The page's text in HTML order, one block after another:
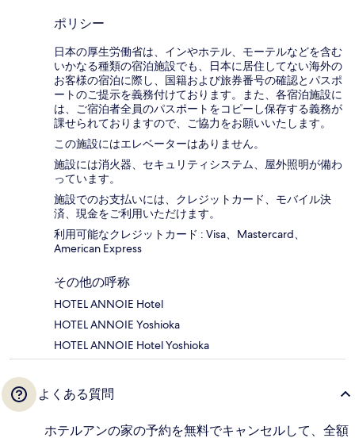
ポリシー
日本の厚生労働省は、インやホテル、モーテルなどを含む
いかなる種類の宿泊施設でも、日本に​居住してない海外の
お客様の宿泊に際し、国籍および旅券番号の確認とパスポ
ートのご提示を義務付け​ております。また、各宿泊施設に
は、ご宿泊者全員のパスポートをコピーし保存する義務が
課せられておりますの​で、ご協力をお願いいたします。
この施設にはエレベーターはありません。
施設には消火器、セキュリティシステム、屋外照明が備わ
っています。
施設でのお支払いには、クレジットカード、モバイル決
済、現金をご利用いただけます。
利用可能なクレジットカード : Visa、Mastercard、
American Express
その他の呼称
HOTEL ANNOIE Hotel
HOTEL ANNOIE Yoshioka
HOTEL ANNOIE Hotel Yoshioka
よくある質問
ホテルアンの家の予約を無料でキャンセルして、全額